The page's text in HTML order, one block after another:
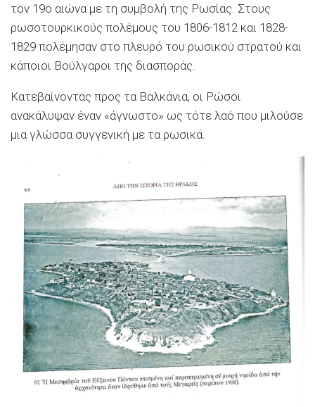
τον 19ο αιώνα με τη συμβολή της Ρωσίας. Στους
ρωσοτουρκικούς πολέμους του 1806-1812 και 1828-
1829 πολέμησαν στο πλευρό του ρωσικού στρατού και
κάποιοι Βούλγαροι της διασποράς.
Κατεβαίνοντας προς τα Βαλκάνια, οι Ρώσοι
ανακάλυψαν έναν «άγνωστο» ως τότε λαό που μιλούσε
μια γλώσσα συγγενική με τα ρωσικά.